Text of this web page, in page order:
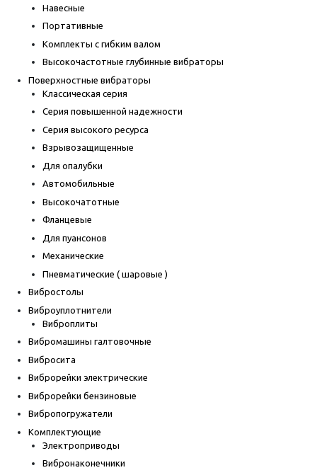
Навесные
Портативные
Комплекты с гибким валом
Высокочастотные глубинные вибраторы
Поверхностные вибраторы
Классическая серия
Серия повышенной надежности
Серия высокого ресурса
Взрывозащищенные
Для опалубки
Автомобильные
Высокочатотные
Фланцевые
Для пуансонов
Механические
Пневматические ( шаровые )
Вибростолы
Виброуплотнители
Виброплиты
Вибромашины галтовочные
Вибросита
Виброрейки электрические
Виброрейки бензиновые
Вибропогружатели
Комплектующие
Электроприводы
Вибронаконечники